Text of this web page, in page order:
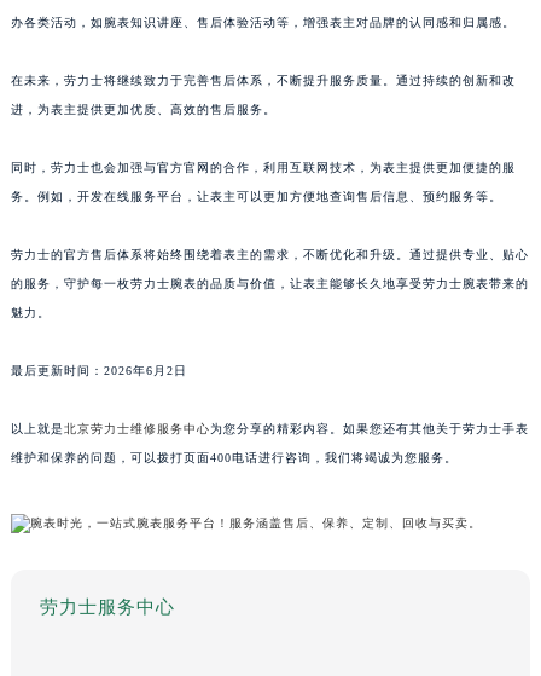
办各类活动，如腕表知识讲座、售后体验活动等，增强表主对品牌的认同感和归属感。
在未来，劳力士将继续致力于完善售后体系，不断提升服务质量。通过持续的创新和改
进，为表主提供更加优质、高效的售后服务。
同时，劳力士也会加强与官方官网的合作，利用互联网技术，为表主提供更加便捷的服
务。例如，开发在线服务平台，让表主可以更加方便地查询售后信息、预约服务等。
劳力士的官方售后体系将始终围绕着表主的需求，不断优化和升级。通过提供专业、贴心
的服务，守护每一枚劳力士腕表的品质与价值，让表主能够长久地享受劳力士腕表带来的
魅力。
最后更新时间：2026年6月2日
以上就是北京劳力士维修服务中心为您分享的精彩内容。如果您还有其他关于劳力士手表
维护和保养的问题，可以拨打页面400电话进行咨询，我们将竭诚为您服务。
劳力士服务中心